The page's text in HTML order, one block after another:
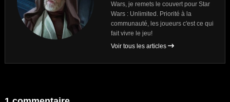
Wars, je remets le couvert pour Star
Wars : Unlimited. Priorité à la
communauté, les joueurs c'est ce qui
fait vivre le jeu!
Voir tous les articles